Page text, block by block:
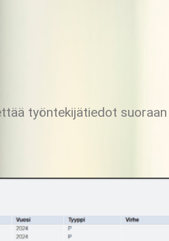
työntekijätiedot suoraan